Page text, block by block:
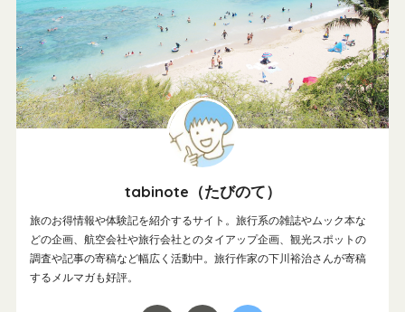
tabinote（たびのて）
旅のお得情報や体験記を紹介するサイト。旅行系の雑誌やムック本な
どの企画、航空会社や旅行会社とのタイアップ企画、観光スポットの
調査や記事の寄稿など幅広く活動中。旅行作家の下川裕治さんが寄稿
するメルマガも好評。